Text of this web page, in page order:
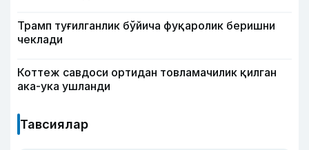
Трамп туғилганлик бўйича фуқаролик беришни
чеклади
Коттеж савдоси ортидан товламачилик қилган
ака-ука ушланди
Тавсиялар